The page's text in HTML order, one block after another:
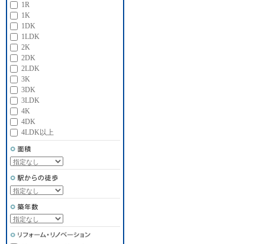
1R
1K
1DK
1LDK
2K
2DK
2LDK
3K
3DK
3LDK
4K
4DK
4LDK以上